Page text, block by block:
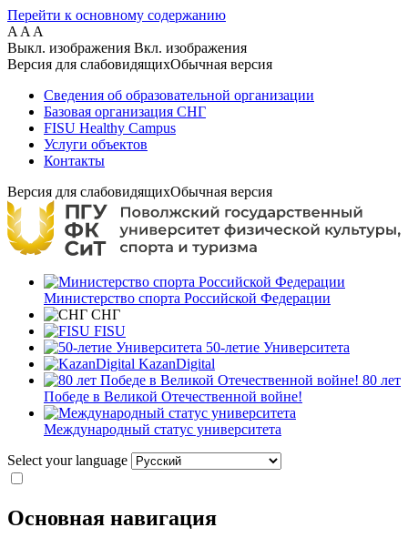
Перейти к основному содержанию
A A A
Выкл. изображения Вкл. изображения
Версия для слабовидящихОбычная версия
Сведения об образовательной организации
Базовая организация СНГ
FISU Healthy Campus
Услуги объектов
Контакты
Версия для слабовидящихОбычная версия
Министерство спорта Российской Федерации
СНГ
FISU
50-летие Университета
KazanDigital
80 лет
Победе в Великой Отечественной войне!
Международный статус университета
Select your language
Основная навигация